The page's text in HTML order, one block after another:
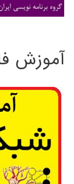
ی
آموزش